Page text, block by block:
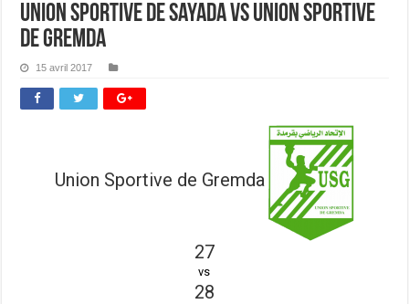
Union Sportive de Sayada vs Union Sportive
de Gremda
15 avril 2017
Union Sportive de Gremda
27
vs
28